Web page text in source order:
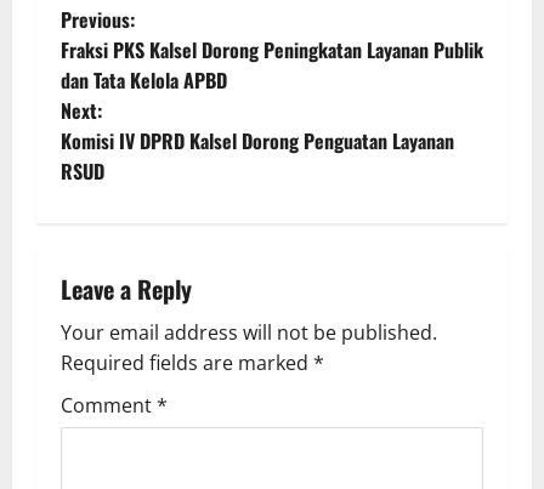
P
o
s
t
a
v
i
g
Previous:
Fraksi PKS Kalsel Dorong Peningkatan Layanan Publik
dan Tata Kelola APBD
Next:
Komisi IV DPRD Kalsel Dorong Penguatan Layanan
RSUD
Leave a Reply
Your email address will not be published.
Required fields are marked *
Comment*